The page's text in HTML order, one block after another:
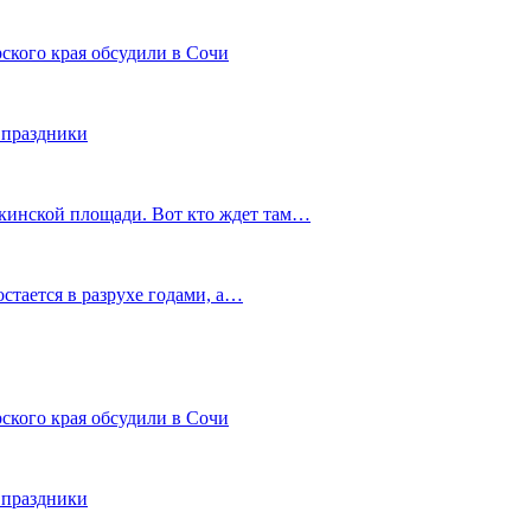
края обсудили в Сочи
площади. Вот кто ждет там…
в разрухе годами, а…
края обсудили в Сочи